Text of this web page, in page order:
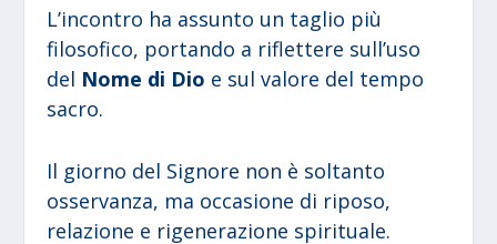
L’incontro ha assunto un taglio più
filosofico, portando a riflettere sull’uso
del Nome di Dio e sul valore del tempo
sacro.
Il giorno del Signore non è soltanto
osservanza, ma occasione di riposo,
relazione e rigenerazione spirituale.